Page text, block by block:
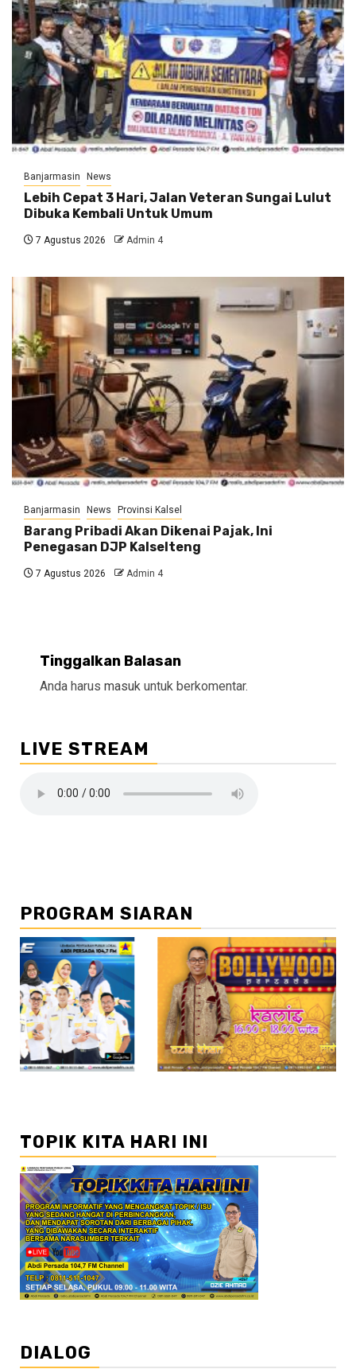
Banjarmasin News
Lebih Cepat 3 Hari, Jalan Veteran Sungai Lulut
Dibuka Kembali Untuk Umum
7 Agustus 2026 Admin 4
Banjarmasin News Provinsi Kalsel
Barang Pribadi Akan Dikenai Pajak, Ini
Penegasan DJP Kalselteng
7 Agustus 2026 Admin 4
Tinggalkan Balasan
Anda harus masuk untuk berkomentar.
LIVE STREAM
PROGRAM SIARAN
//2 //3
TOPIK KITA HARI INI
DIALOG